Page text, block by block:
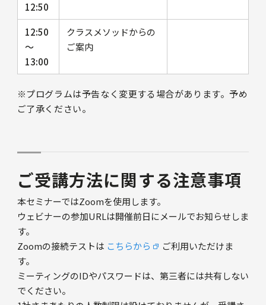
12:50
12:50
〜
13:00
クラスメソッドからの
ご案内
※プログラムは予告なく変更する場合があります。予め
ご了承ください。
ご受講方法に関する注意事項
本セミナーではZoomを使用します。
ウェビナーの参加URLは開催前日にメールでお知らせしま
す。
Zoomの接続テストは こちらから
ご利用いただけま
す。
ミーティングのIDやパスワードは、第三者には共有しない
でください。